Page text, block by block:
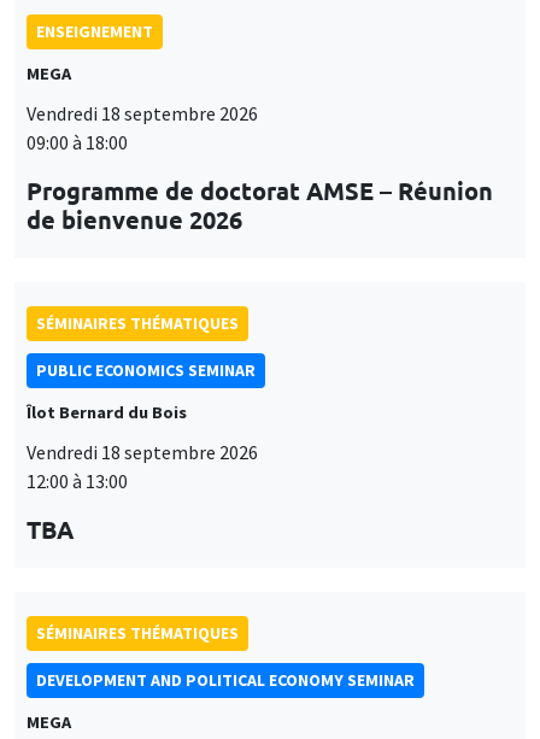
ENSEIGNEMENT
MEGA
Vendredi 18 septembre 2026
09:00 à 18:00
Programme de doctorat AMSE – Réunion
de bienvenue 2026
SÉMINAIRES THÉMATIQUES
PUBLIC ECONOMICS SEMINAR
Îlot Bernard du Bois
Vendredi 18 septembre 2026
12:00 à 13:00
TBA
SÉMINAIRES THÉMATIQUES
DEVELOPMENT AND POLITICAL ECONOMY SEMINAR
MEGA